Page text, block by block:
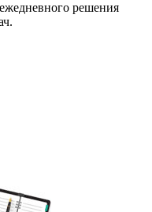
решения